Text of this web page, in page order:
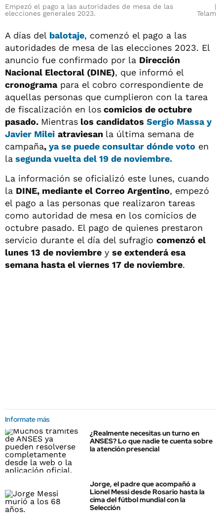
Empezó el pago a las autoridades de mesa de las
elecciones generales 2023.
Telam
A días del balotaje, comenzó el pago a las
autoridades de mesa de las elecciones 2023. El
anuncio fue confirmado por la Dirección
Nacional Electoral (DINE), que informó el
cronogramapara el cobro correspondiente de
aquellas personas que cumplieron con la tarea
de fiscalización en los comicios de octubre
pasado. Mientras los candidatos Sergio Massa y
Javier Milei atraviesan la última semana de
campaña, ya se puede consultar dónde voto en
la segunda vuelta del 19 de noviembre.
La información se oficializó este lunes, cuando
la DINE, mediante el Correo Argentino, empezó
el pago a las personas que realizaron tareas
como autoridad de mesa en los comicios de
octubre pasado. El pago de quienes prestaron
servicio durante el día del sufragio comenzó el
lunes 13 de noviembre y se extenderá esa
semana hasta el viernes 17 de noviembre.
Informate más
¿Realmente necesitas un turno en
ANSES? Lo que nadie te cuenta sobre
la atención presencial
Jorge, el padre que acompañó a
Lionel Messi desde Rosario hasta la
cima del fútbol mundial con la
Selección